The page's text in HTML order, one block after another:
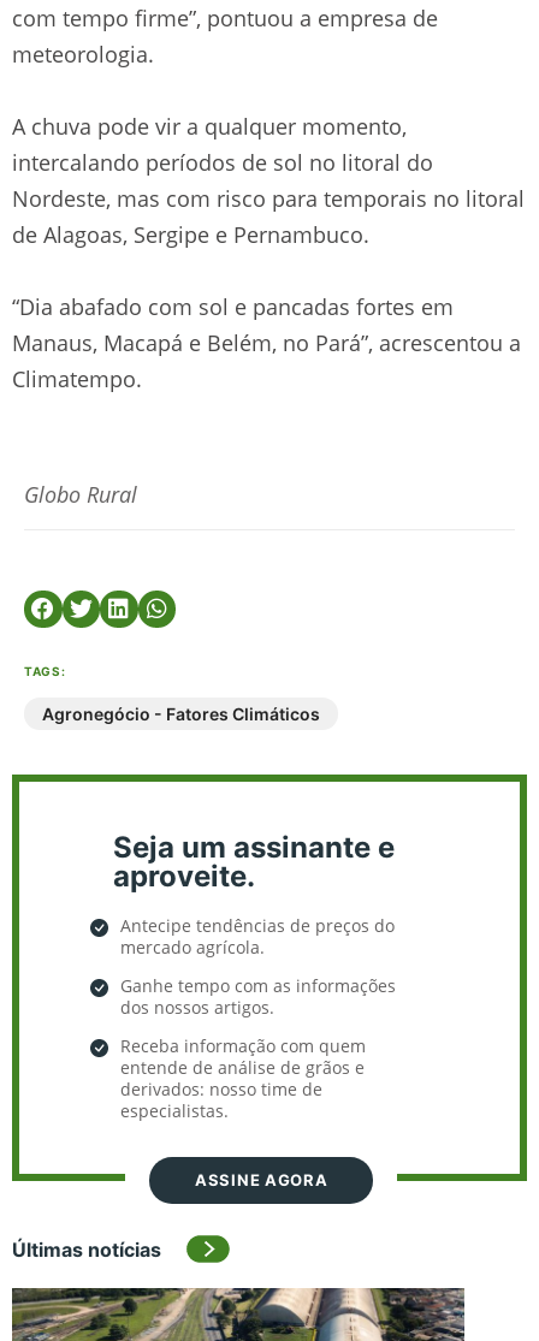
com tempo firme”, pontuou a empresa de
meteorologia.
A chuva pode vir a qualquer momento,
intercalando períodos de sol no litoral do
Nordeste, mas com risco para temporais no litoral
de Alagoas, Sergipe e Pernambuco.
“Dia abafado com sol e pancadas fortes em
Manaus, Macapá e Belém, no Pará”, acrescentou a
Climatempo.
Globo Rural
TAGS:
Agronegócio - Fatores Climáticos
Seja um assinante e
aproveite.
Antecipe tendências de preços do
mercado agrícola.
Ganhe tempo com as informações
dos nossos artigos.
Receba informação com quem
entende de análise de grãos e
derivados: nosso time de
especialistas.
ASSINE AGORA
Últimas notícias